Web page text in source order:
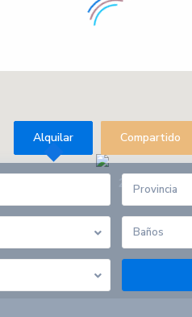
Alquilar Compartido
Provincia
Baños